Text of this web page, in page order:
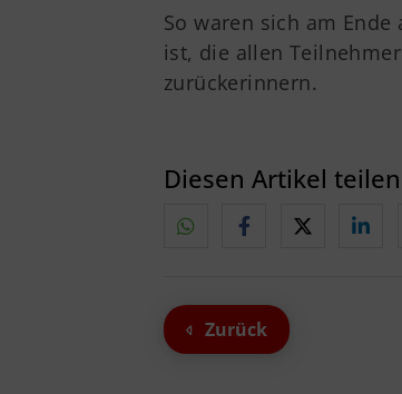
So waren sich am
ist, die allen
zurückerinnern.
Diesen Artikel teilen
Zurück